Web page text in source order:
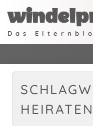
Das
HEIRATEN